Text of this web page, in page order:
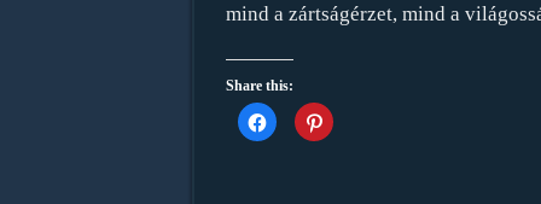
mind a zártságérzet, mind a
Share this:
Click
to
share
Click
to